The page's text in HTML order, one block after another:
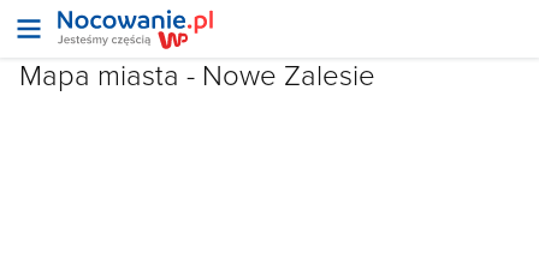
Mapa miasta - Nowe Zalesie